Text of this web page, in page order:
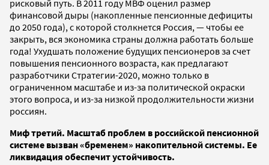
рисковый путь. В 2011 году МВФ оценил размер
финансовой дыры (накопленные пенсионные дефициты
до 2050 года), с которой столкнется Россия, — чтобы ее
закрыть, вся экономика страны должна работать больше
года! Ухудшать положение будущих пенсионеров за счет
повышения пенсионного возраста, как предлагают
разработчики Стратегии-2020, можно только в
ограниченном масштабе и из-за политической окраски
этого вопроса, и из-за низкой продолжительности жизни
россиян.
Миф третий. Масштаб проблем в российской пенсионной
системе вызван «бременем» накопительной системы. Ее
ликвидация обеспечит устойчивость.